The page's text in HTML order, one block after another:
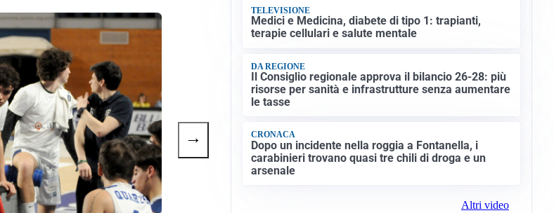
→
TELEVISIONE
Medici e Medicina, diabete di tipo 1: trapianti,
terapie cellulari e salute mentale
DA REGIONE
Il Consiglio regionale approva il bilancio 26-28: più
risorse per sanità e infrastrutture senza aumentare
le tasse
CRONACA
Dopo un incidente nella roggia a Fontanella, i
carabinieri trovano quasi tre chili di droga e un
arsenale
Altri video